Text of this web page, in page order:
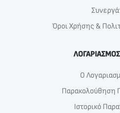
Όροι Χρήσης &
Ο
Παρακολούθηση
Ιστορικό